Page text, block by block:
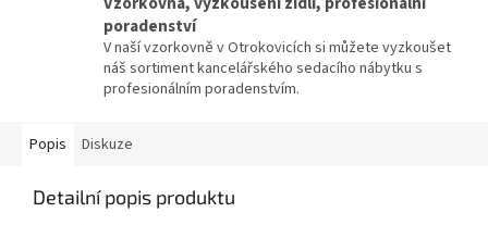
poradenství
V naší vzorkovně v Otrokovicích si můžete vyzkoušet
náš sortiment kancelářského sedacího nábytku s
profesionálním poradenstvím.
Popis Diskuze
Detailní popis produktu